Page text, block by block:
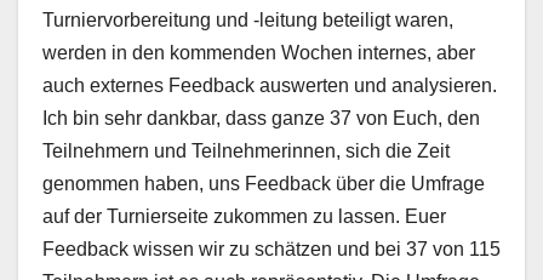
Turniervorbereitung und -leitung beteiligt waren,
werden in den kommenden Wochen internes, aber
auch externes Feedback auswerten und analysieren.
Ich bin sehr dankbar, dass ganze 37 von Euch, den
Teilnehmern und Teilnehmerinnen, sich die Zeit
genommen haben, uns Feedback über die Umfrage
auf der Turnierseite zukommen zu lassen. Euer
Feedback wissen wir zu schätzen und bei 37 von 115